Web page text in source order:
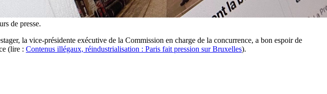
de presse.
la vice-présidente exécutive de la Commission en charge de la concurrence, a bon espoir de
(lire : Contenus illégaux, réindustrialisation : Paris fait pression sur Bruxelles).